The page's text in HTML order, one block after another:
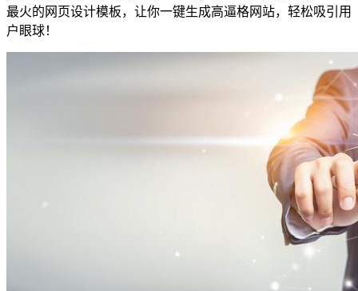
最火的网页设计模板，让你一键生成高逼格网站，轻松吸引用
户眼球！